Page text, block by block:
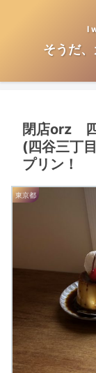
I
そうだ
閉店orz
(四谷三丁
プリン！
東京都